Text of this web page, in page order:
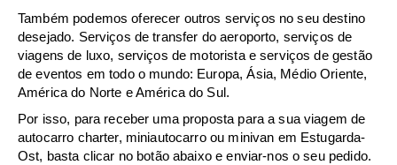
Também podemos oferecer outros serviços no seu destino
desejado. Serviços de transfer do aeroporto, serviços de
viagens de luxo, serviços de motorista e serviços de gestão
de eventos em todo o mundo: Europa, Ásia, Médio Oriente,
América do Norte e América do Sul.
Por isso, para receber uma proposta para a sua viagem de
autocarro charter, miniautocarro ou minivan em Estugarda-
Ost, basta clicar no botão abaixo e enviar-nos o seu pedido.